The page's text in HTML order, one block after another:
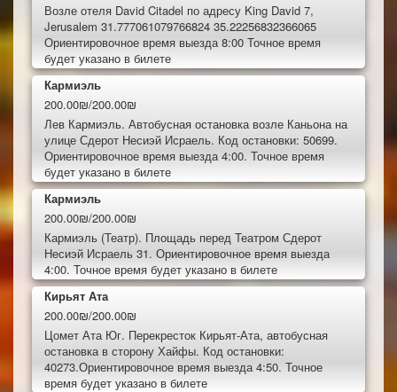
Возле отеля David Citadel по адресу King David 7,
Jerusalem 31.777061079766824 35.22256832366065
Ориентировочное время выезда 8:00 Точное время
будет указано в билете
Кармиэль
200.00₪/200.00₪
Лев Кармиэль. Автобусная остановка возле Каньона на
улице Сдерот Несиэй Исраель. Код остановки: 50699.
Ориентировочное время выезда 4:00. Точное время
будет указано в билете
Кармиэль
200.00₪/200.00₪
Кармиэль (Театр). Площадь перед Театром Сдерот
Несиэй Исраель 31. Ориентировочное время выезда
4:00. Точное время будет указано в билете
Кирьят Ата
200.00₪/200.00₪
Цомет Ата Юг. Перекресток Кирьят-Ата, автобусная
остановка в сторону Хайфы. Код остановки:
40273.Ориентировочное время выезда 4:50. Точное
время будет указано в билете